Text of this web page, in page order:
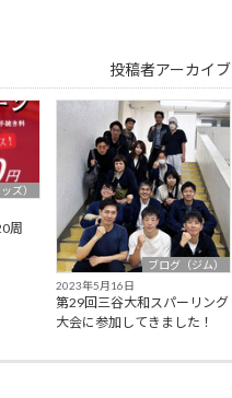
投稿者アーカイブ
ズ）
周
ブログ（ジム）
2023年5月16日
第29回三谷大和スパーリング
大会に参加してきました！